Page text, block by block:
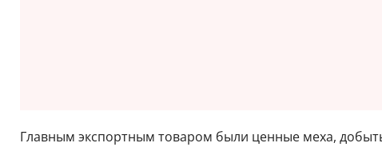
Главным экспортным товаром были ценные меха,